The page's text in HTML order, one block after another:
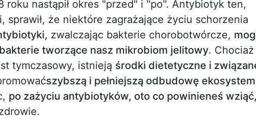
roku nastąpił okres "przed" i "po". Antybiotyk ten,
że niektóre zagrażające życiu schorzenia
zwalczając bakterie chorobotwórcze,
tworzące nasz mikrobiom jelitowy. Chociaż
tymczasowy, istnieją środki dietetyczne i
szybszą i pełniejszą odbudowę
po zażyciu antybiotyków, oto co powinieneś wziąć,